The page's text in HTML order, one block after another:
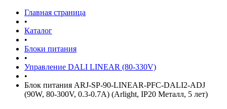
Главная страница
•
Каталог
•
Блоки питания
•
Управление DALI LINEAR (80-330V)
•
Блок питания ARJ-SP-90-LINEAR-PFC-DALI2-ADJ
(90W, 80-300V, 0.3-0.7A) (Arlight, IP20 Металл, 5 лет)